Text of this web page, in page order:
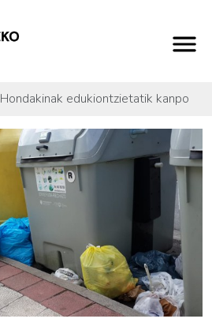
Hondakinak edukiontzietatik kanpo